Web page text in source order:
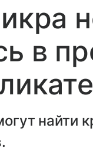
в
найти